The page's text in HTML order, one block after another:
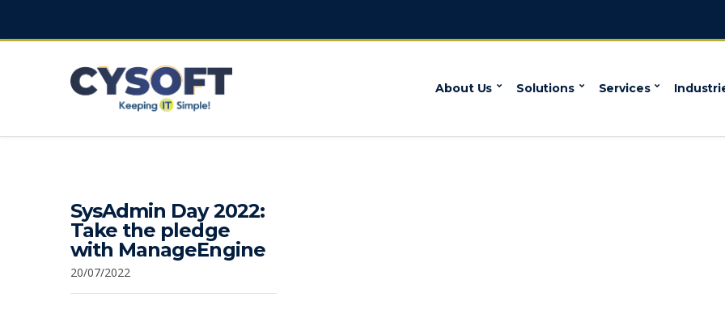
About Us Solutions Services
SysAdmin Day 2022:
Take the pledge
with ManageEngine
20/07/2022